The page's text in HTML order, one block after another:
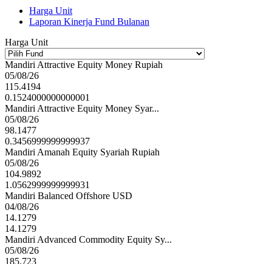
Harga Unit
Laporan Kinerja Fund Bulanan
Harga Unit
Mandiri Attractive Equity Money Rupiah
05/08/26
115.4194
0.1524000000000001
Mandiri Attractive Equity Money Syar...
05/08/26
98.1477
0.3456999999999937
Mandiri Amanah Equity Syariah Rupiah
05/08/26
104.9892
1.0562999999999931
Mandiri Balanced Offshore USD
04/08/26
14.1279
14.1279
Mandiri Advanced Commodity Equity Sy...
05/08/26
185.723